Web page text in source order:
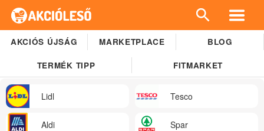
AKCIÓS ÚJSÁG MARKETPLACE BLOG
TERMÉK TIPP FITMARKET
Lidl Tesco
Aldi Spar